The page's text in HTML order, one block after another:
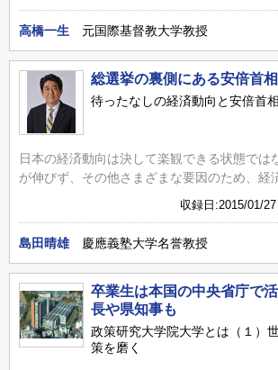
高橋一生 元国際基督教大学教授
総選挙の裏側にある安倍首
待ったなしの経済動向と安倍首
日本の経済動向は決して楽観できる状態では
が伸びず、その他さまざまな要因のため、経
収録日:2015/01/
島田晴雄 慶應義塾大学名誉教授
卒業生は本国の中央省庁で
長や県知事も
政策研究大学院大学とは（１）
策を磨く